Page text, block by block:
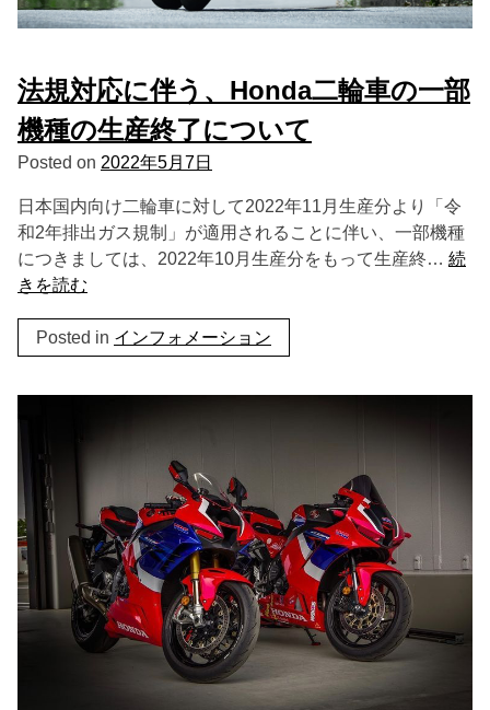
法規対応に伴う、Honda二輪車の一部
機種の生産終了について
Posted on 2022年5月7日
日本国内向け二輪車に対して2022年11月生産分より「令
和2年排出ガス規制」が適用されることに伴い、一部機種
につきましては、2022年10月生産分をもって生産終… 続
きを読む
Posted in インフォメーション